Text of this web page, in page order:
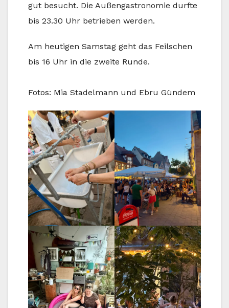
gut besucht. Die Außengastronomie durfte
bis 23.30 Uhr betrieben werden.
Am heutigen Samstag geht das Feilschen
bis 16 Uhr in die zweite Runde.
Fotos: Mia Stadelmann und Ebru Gündem